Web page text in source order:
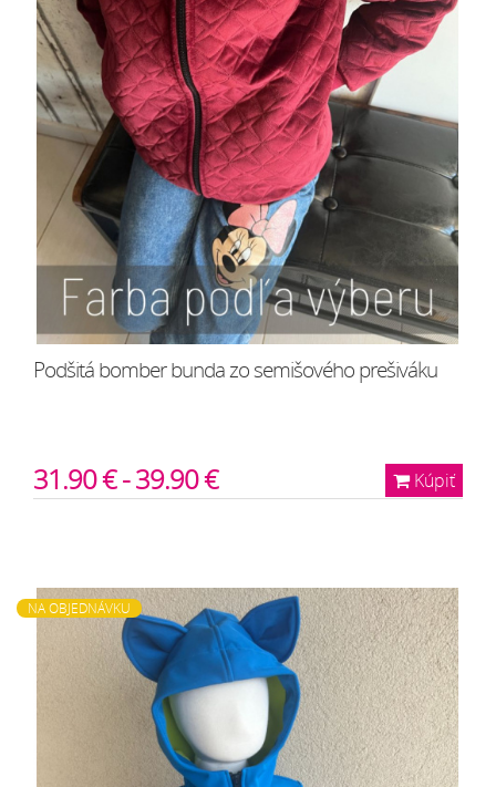
Podšitá bomber bunda zo semišového prešiváku
Kúpiť
31.90 € - 39.90 €
NA OBJEDNÁVKU